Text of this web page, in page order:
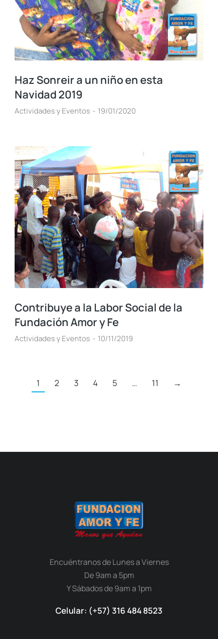
Haz Sonreir a un niño en esta
Navidad 2019
Actividades y Eventos 19/01/2020
Contribuye a la Labor Social de la
Fundación Amor y Fe
Actividades y Eventos 10/11/2019
1 2 3 4 5 … 11 →
Encuéntranos de Lunes a Viernes
De 9am a 5pm
Y Sábados de 9am a 1pm
Celular: (+57) 316 484 8523